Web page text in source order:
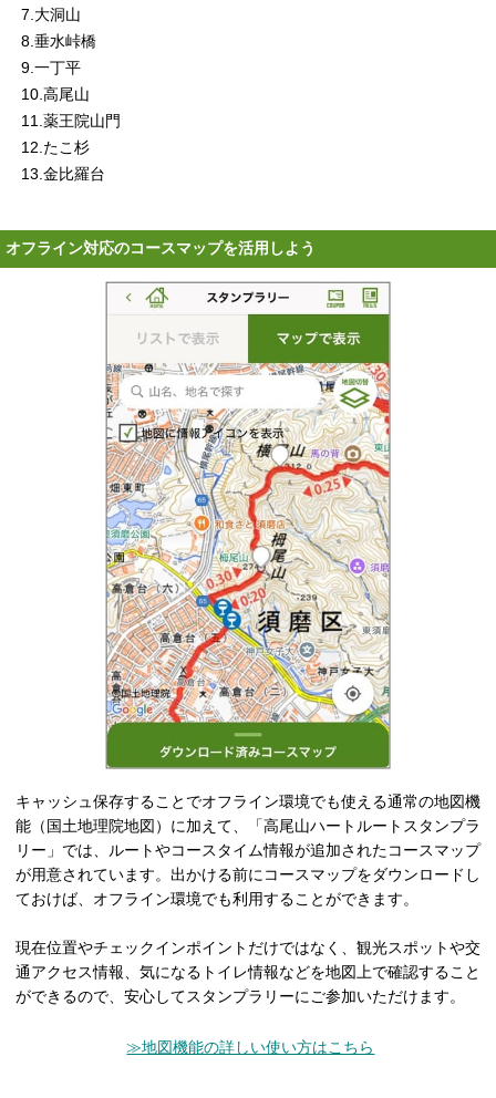
7 .大洞山
8.垂水峠橋
9.一丁平
10.高尾山
11 .薬王院山門
12 .たこ杉
13 .金比羅台
オフライン対応のコースマップを活用しよう
キャッシュ保存することでオフライン環境でも使える通常の地図機
能（国土地理院地図）に加えて、「高尾山ハートルートスタンプラ
リー」では、ルートやコースタイム情報が追加されたコースマップ
が用意されています。出かける前にコースマップをダウンロードし
ておけば、オフライン環境でも利用することができます。
現在位置やチェックインポイントだけではなく、観光スポットや交
通アクセス情報、気になるトイレ情報などを地図上で確認すること
ができるので、安心してスタンプラリーにご参加いただけます。
≫地図機能の詳しい使い方はこちら